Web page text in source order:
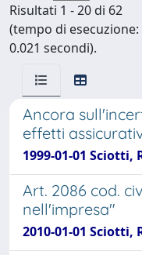
Risultati 1 - 20 di 62
(tempo di esecuzione:
0.021 secondi).
Ancora
effetti
1999-01-01 Sciotti,
Art. 2086 cod.
nell'impresa"
2010-01-01 Sciotti,